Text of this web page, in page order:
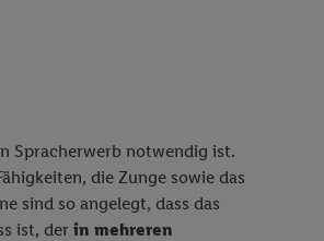
Spracherwerb notwendig ist.
die Zunge sowie das
sind so angelegt, dass das
ist, der in mehreren